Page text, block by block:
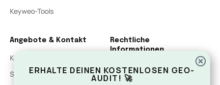
Keyweo-Tools
Angebote & Kontakt
Kostenloses Voraudit
SEO Kostenvoranschlag
Rechtliche
Informationen
Kontakt
ERHALTE DEINEN KOSTENLOSEN GEO-
AUDIT! 🚀